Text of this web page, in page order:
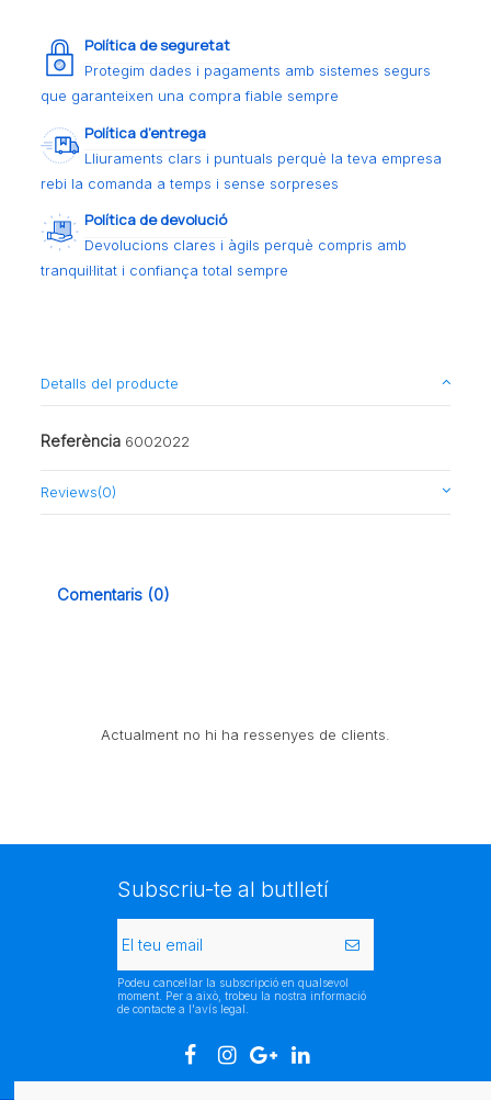
Política de seguretat
Protegim dades i pagaments amb sistemes segurs
que garanteixen una compra fiable sempre
Política d’entrega
Lliuraments clars i puntuals perquè la teva empresa
rebi la comanda a temps i sense sorpreses
Política de devolució
Devolucions clares i àgils perquè compris amb
tranquil·litat i confiança total sempre
Detalls del producte
Referència 6002022
Reviews(0)
Comentaris (0)
Actualment no hi ha ressenyes de clients.
Subscriu-te al butlletí
Podeu cancel·lar la subscripció en qualsevol
moment. Per a això, trobeu la nostra informació
de contacte a l'avís legal.